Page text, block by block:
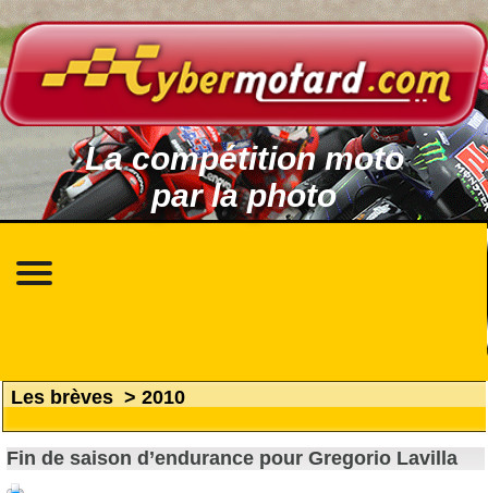
La compétition moto
par la photo
Les brèves > 2010
Fin de saison d’endurance pour Gregorio Lavilla